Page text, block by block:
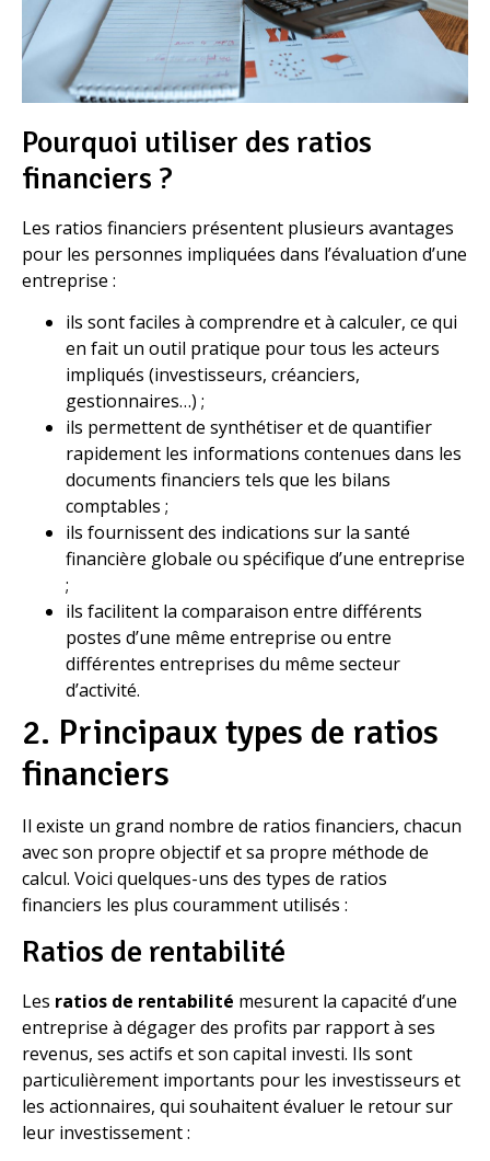
Pourquoi utiliser des ratios
financiers ?
Les ratios financiers présentent plusieurs avantages
pour les personnes impliquées dans l’évaluation d’une
entreprise :
ils sont faciles à comprendre et à calculer, ce qui
en fait un outil pratique pour tous les acteurs
impliqués (investisseurs, créanciers,
gestionnaires…) ;
ils permettent de synthétiser et de quantifier
rapidement les informations contenues dans les
documents financiers tels que les bilans
comptables ;
ils fournissent des indications sur la santé
financière globale ou spécifique d’une entreprise
;
ils facilitent la comparaison entre différents
postes d’une même entreprise ou entre
différentes entreprises du même secteur
d’activité.
2. Principaux types de ratios
financiers
Il existe un grand nombre de ratios financiers, chacun
avec son propre objectif et sa propre méthode de
calcul. Voici quelques-uns des types de ratios
financiers les plus couramment utilisés :
Ratios de rentabilité
Les ratios de rentabilité mesurent la capacité d’une
entreprise à dégager des profits par rapport à ses
revenus, ses actifs et son capital investi. Ils sont
particulièrement importants pour les investisseurs et
les actionnaires, qui souhaitent évaluer le retour sur
leur investissement :